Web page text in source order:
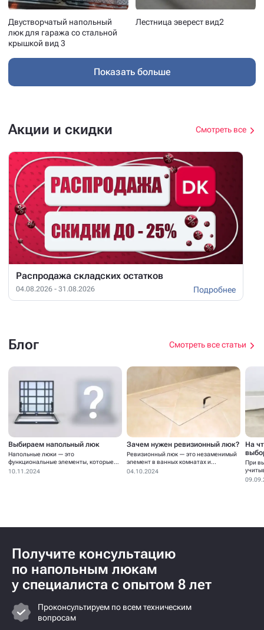
Двустворчатый напольный
люк для гаража со стальной
крышкой вид 3
Лестница эверест вид2
Показать больше
Акции и скидки Смотреть все
Распродажа складских остатков
04.08.2026 - 31.08.2026 Подробнее
Блог Смотреть все статьи
Выбираем напольный люк
Напольные люки — это
функциональные элементы, которые
устанавливаются для...
10.11.2024
Зачем нужен ревизионный люк?
Ревизионный люк — это незаменимый
элемент в ванных комнатах и...
04.10.2024
На
При
Получите консультацию
по напольным люкам
у специалиста с опытом 8 лет
Проконсультируем по всем техническим
вопросам